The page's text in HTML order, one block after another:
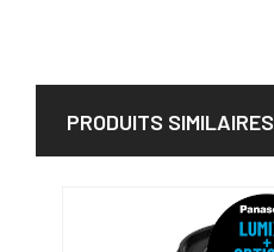
PRODUITS SIMILAIRES